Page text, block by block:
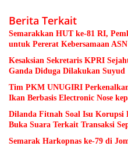
Berita Terkait
Semarakkan HUT ke-81 RI,
untuk Pererat Kebersamaan ASN
Kesaksian Sekretaris KPRI
Ganda Diduga Dilakukan Suyud
Tim PKM UNUGIRI
Ikan Berbasis Electronic Nose
Dilanda Fitnah Soal Isu Korupsi
Buka Suara Terkait Transaksi
Semarak Harkopnas ke-79 di